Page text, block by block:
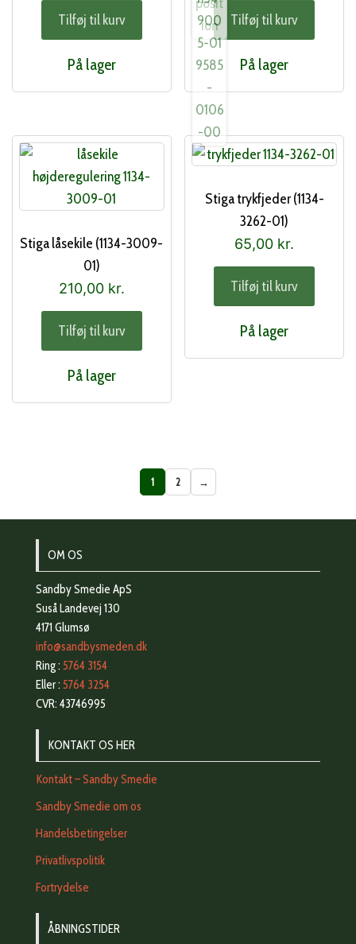
Tilføj til kurv
På lager
Tilføj til kurv
På lager
Stiga låsekile (1134-3009-
01)
210,00 kr.
Tilføj til kurv
På lager
Stiga trykfjeder (1134-
3262-01)
65,00 kr.
Tilføj til kurv
På lager
1 2 →
OM OS
Sandby Smedie ApS
Suså Landevej 130
4171 Glumsø
info@sandbysmeden.dk
Ring : 5764 3154
Eller : 5764 3254
CVR: 43746995
KONTAKT OS HER
Kontakt – Sandby Smedie
Sandby Smedie om os
Handelsbetingelser
Privatlivspolitik
Fortrydelse
ÅBNINGSTIDER